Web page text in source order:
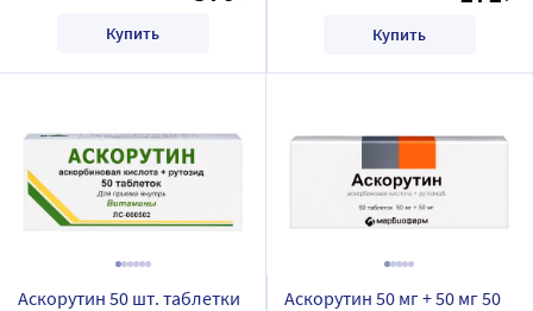
Купить Купить
Аскорутин 50 шт. таблетки
Аскорутин 50 мг + 50 мг 50